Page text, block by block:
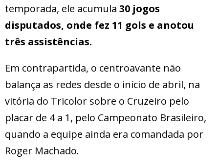
temporada, ele acumula 30 jogos
disputados, onde fez 11 gols e anotou
três assistências.
Em contrapartida, o centroavante não
balança as redes desde o início de abril, na
vitória do Tricolor sobre o Cruzeiro pelo
placar de 4 a 1, pelo Campeonato Brasileiro,
quando a equipe ainda era comandada por
Roger Machado.